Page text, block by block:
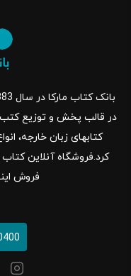
در قالب پخش و توزیع
فروش